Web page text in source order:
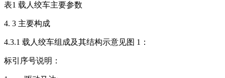
表1 载人绞车主要参数
4. 3 主要构成
4.3.1 载人绞车组成及其结构示意见图 1：
标引序号说明：